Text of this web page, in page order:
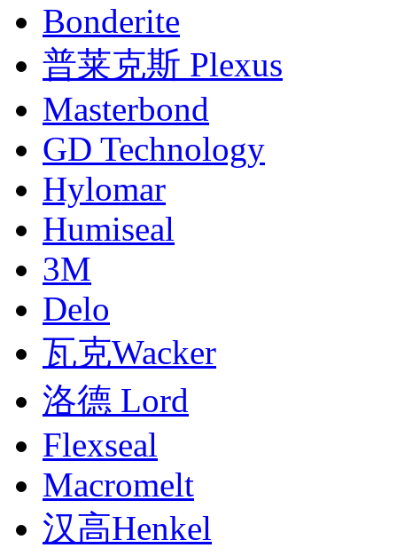
Bonderite
普莱克斯 Plexus
Masterbond
GD Technology
Hylomar
Humiseal
3M
Delo
瓦克Wacker
洛德 Lord
Flexseal
Macromelt
汉高Henkel